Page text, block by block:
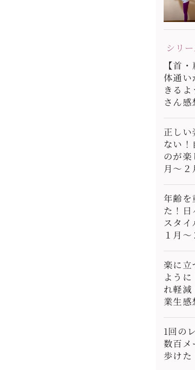
シリ
【首
体通
きる
さん感
正し
ない
のが楽
月〜
年齢を
た！
スタ
１月
楽に立
よう
れ軽
業生
1回の
数百メ
歩けた